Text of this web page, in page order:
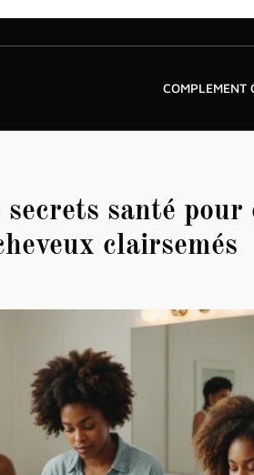
COMPLEMENT
secrets santé pour
clairsemés